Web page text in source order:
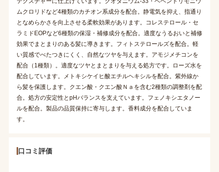
ムクロリドなど4種類のカチオン系成分を配合。静電気を抑え、指通り
となめらかさを向上させる柔軟効果があります。コレステロール・セ
ラミドEOPなど6種類の保湿・補修成分を配合。適度なうるおいと補修
効果でまとまりのある髪に導きます。フィトステロールズを配合。軽
い質感でべたつきにくく、自然なツヤを与えます。アモジメチコンを
配合（1種類）。適度なツヤとまとまりを与える処方です。ローズ水を
配合しています。メトキシケイヒ酸エチルヘキシルを配合。紫外線か
ら髪を保護します。クエン酸・クエン酸Ｎａを含む2種類の調整剤を配
合。処方の安定性とpHバランスを支えています。フェノキシエタノー
ルを配合。製品の品質保持に寄与します。香料成分を配合していま
す。
口コミ評価